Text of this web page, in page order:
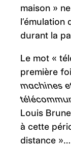
maison »
l’émulation
durant la
Le mot «
première
machines
Louis
à cette
distance